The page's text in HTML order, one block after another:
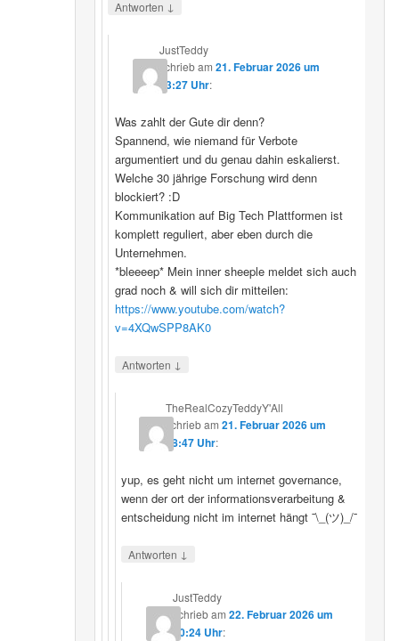
Antworten ↓
JustTeddy
schriebam 21. Februar 2026 um
13:27 Uhr:
Was zahlt der Gute dir denn?
Spannend, wie niemand für Verbote
argumentiert und du genau dahin eskalierst.
Welche 30 jährige Forschung wird denn
blockiert? :D
Kommunikation auf Big Tech Plattformen ist
komplett reguliert, aber eben durch die
Unternehmen.
*bleeeep* Mein inner sheeple meldet sich auch
grad noch & will sich dir mitteilen:
https://www.youtube.com/watch?
v=4XQwSPP8AK0
Antworten ↓
TheRealCozyTeddyY'All
schriebam21. Februar 2026 um
18:47 Uhr:
yup, es geht nicht um internet governance,
wenn der ort der informationsverarbeitung &
entscheidung nicht im internet hängt ¯\_(ツ)_/¯
Antworten ↓
JustTeddy
schriebam 22. Februar 2026 um
20:24 Uhr: